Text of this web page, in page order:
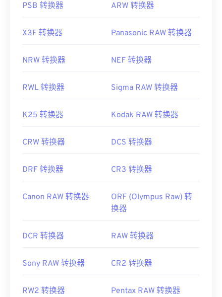
PSB 转换器 ARW 转换器
X3F 转换器 Panasonic RAW 转换器
NRW 转换器 NEF 转换器
RWL 转换器 Sigma RAW 转换器
K25 转换器 Kodak RAW 转换器
CRW 转换器 DCS 转换器
DRF 转换器 CR3 转换器
Canon RAW 转换器
ORF (Olympus Raw) 转
换器
DCR 转换器 RAW 转换器
Sony RAW 转换器 CR2 转换器
RW2 转换器 Pentax RAW 转换器